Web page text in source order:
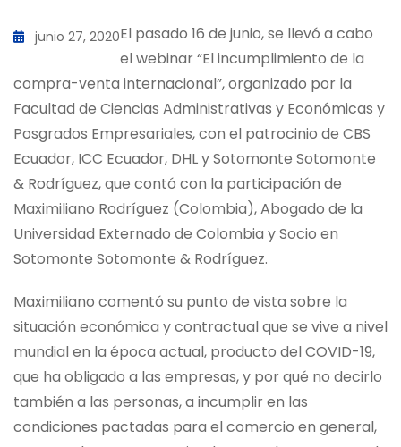
junio 27, 2020El pasado 16 de junio, se llevó a cabo
el webinar “El incumplimiento de la
compra-venta internacional”, organizado por la
Facultad de Ciencias Administrativas y Económicas y
Posgrados Empresariales, con el patrocinio de CBS
Ecuador, ICC Ecuador, DHL y Sotomonte Sotomonte
& Rodríguez, que contó con la participación de
Maximiliano Rodríguez (Colombia), Abogado de la
Universidad Externado de Colombia y Socio en
Sotomonte Sotomonte & Rodríguez.
Maximiliano comentó su punto de vista sobre la
situación económica y contractual que se vive a nivel
mundial en la época actual, producto del COVID-19,
que ha obligado a las empresas, y por qué no decirlo
también a las personas, a incumplir en las
condiciones pactadas para el comercio en general,